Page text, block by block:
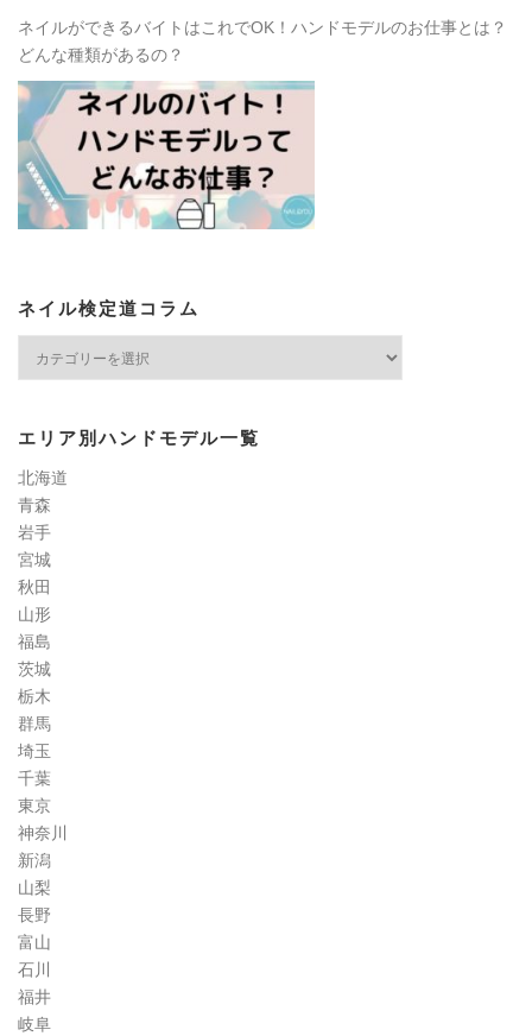
ネイルができるバイトはこれでOK！ハンドモデルのお仕事とは？
どんな種類があるの？
ネイル検定道コラム
定
コ
ラ
ム
エリア別ハンドモデル一覧
北海道
青森
岩手
宮城
秋田
山形
福島
茨城
栃木
群馬
埼玉
千葉
東京
神奈川
新潟
山梨
長野
富山
石川
福井
岐阜